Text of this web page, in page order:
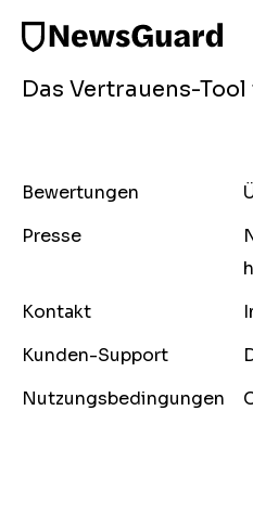
Das Vertrauens-
Bewertungen
Presse
Kontakt
Kunden-Support
Nutzungsbedingungen